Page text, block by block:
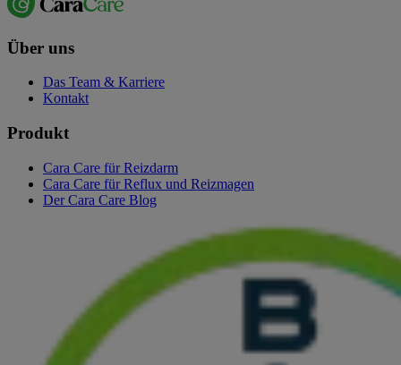
Über uns
Das Team & Karriere
Kontakt
Produkt
Cara Care für Reizdarm
Cara Care für Reflux und Reizmagen
Der Cara Care Blog